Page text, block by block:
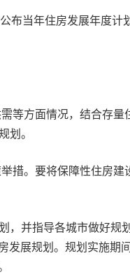
布当年住房发展年度计
等方面情况，结合存量
划。
措。要将保障性住房建
，并指导各城市做好规
发展规划。规划实施期